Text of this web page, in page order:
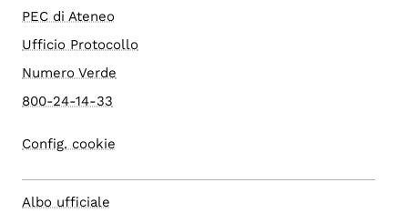
PEC di Ateneo
Ufficio Protocollo
Numero Verde
800-24-14-33
Config. cookie
Albo ufficiale